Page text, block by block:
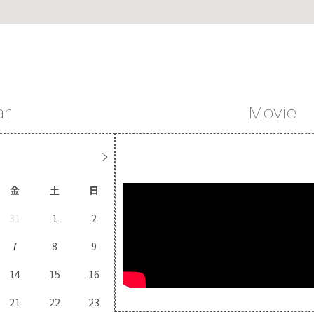
金 土
日
31 1
2
7 8
9
14 15
16
21 22
23
Movie